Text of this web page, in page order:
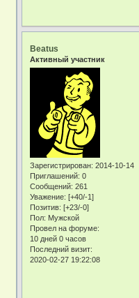
Beatus
Активный участник
Зарегистрирован: 2014-10-14
Приглашений: 0
Сообщений: 261
Уважение: [+40/-1]
Позитив: [+23/-0]
Пол: Мужской
Провел на форуме:
10 дней 0 часов
Последний визит:
2020-02-27 19:22:08